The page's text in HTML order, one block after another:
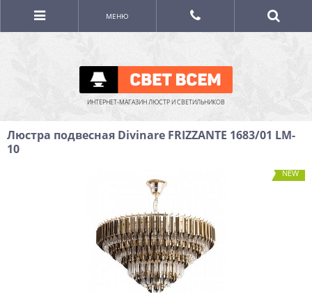
ИНТЕРНЕТ-МАГАЗИН ЛЮСТР И СВЕТИЛЬНИКОВ
МЕНЮ
Люстра подвесная Divinare FRIZZANTE 1683/01 LM-
10
NEW